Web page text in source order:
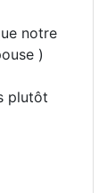
notre
)
plutôt